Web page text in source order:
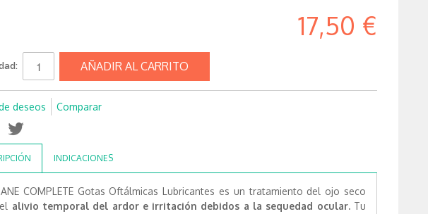
17,50 €
AÑADIR AL CARRITO
deseos Comparar
INDICACIONES
COMPLETE Gotas Oftálmicas Lubricantes es un tratamiento del ojo seco
alivio temporal del ardor e irritación debidos a la sequedad ocular. Tu